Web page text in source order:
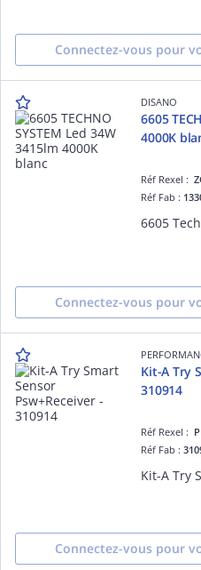
Connectez-vous pour
DISANO
6605
4000K
Réf Rexel :
Réf Fab :
Connectez-vous pour
Kit-A Try
310914
Réf Rexel :
Réf Fab :
Connectez-vous pour